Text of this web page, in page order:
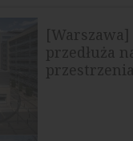
[Warszawa]
przedłuża